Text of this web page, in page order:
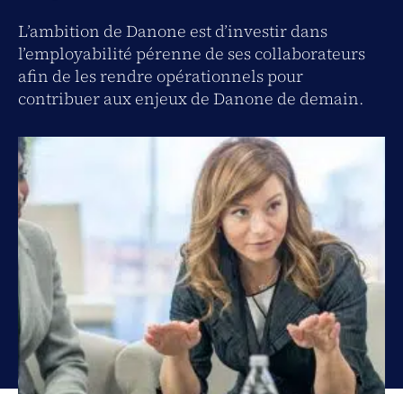
L’ambition de Danone est d’investir dans
l’employabilité pérenne de ses collaborateurs
afin de les rendre opérationnels pour
contribuer aux enjeux de Danone de demain.